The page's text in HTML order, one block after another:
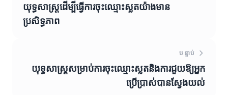
យុទ្ធសាស្ត្រដើម្បីធ្វើការចុះឈ្មោះស្លតយ៉ាងមាន
ប្រសិទ្ធភាព
បន្ទាប់
យុទ្ធសាស្ត្រសម្រាប់ការចុះឈ្មោះស្លតនិងការជួយឱ្យអ្នក
ប្រើប្រាស់បានស្វែងយល់